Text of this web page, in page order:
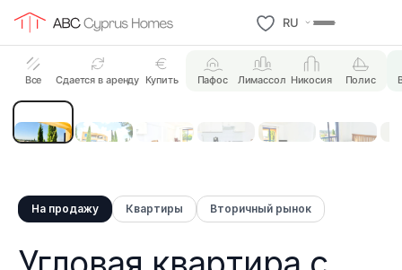
RU
Все Сдается в аренду Купить Пафос Лимассол Никосия Полис
7 Photos
На продажу Квартиры Вторичный рынок